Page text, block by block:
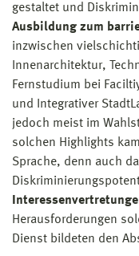
gestaltet und
Ausbildung zum
inzwischen
Innenarchitektur,
Fernstudium bei
und Integrativer
jedoch meist im
solchen Highlights
Sprache, denn auch
Herausforderungen
Dienst bildeten den